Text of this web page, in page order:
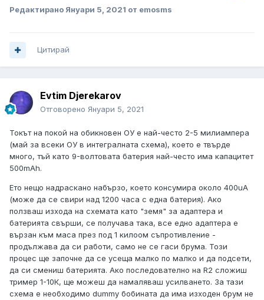
Редактирано Януари 5, 2021 от emosms
Цитирай
Evtim Djerekarov
Отговорено Януари 5, 2021
Токът на покой на обикновен ОУ е най-често 2-5 милиампера
(май за всеки ОУ в интегралната схема), което е твърде
много, тъй като 9-волтовата батерия най-често има капацитет
500mAh.
Ето нещо надраскано набързо, което консумира около 400uA
(може да се свири над 1200 часа с една батерия). Ако
ползваш изхода на схемата като "земя" за адаптера и
батерията свърши, се получава така, все едно адаптера е
вързан към маса през под 1 килоом съпротивление -
продължава да си работи, само не се гаси брума. Този
процес ще започне да се усеща малко по малко и да подсети,
да си смениш батерията. Ако последователно на R2 сложиш
тример 1-10К, ще можеш да намаляваш усилването. За тази
схема е необходимо dummy бобината да има изходен брум не